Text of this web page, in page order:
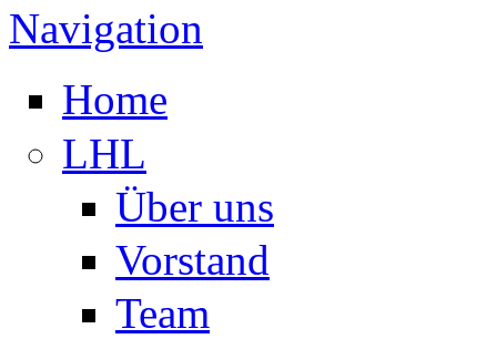
Navigation
Home
LHL
Über uns
Vorstand
Team